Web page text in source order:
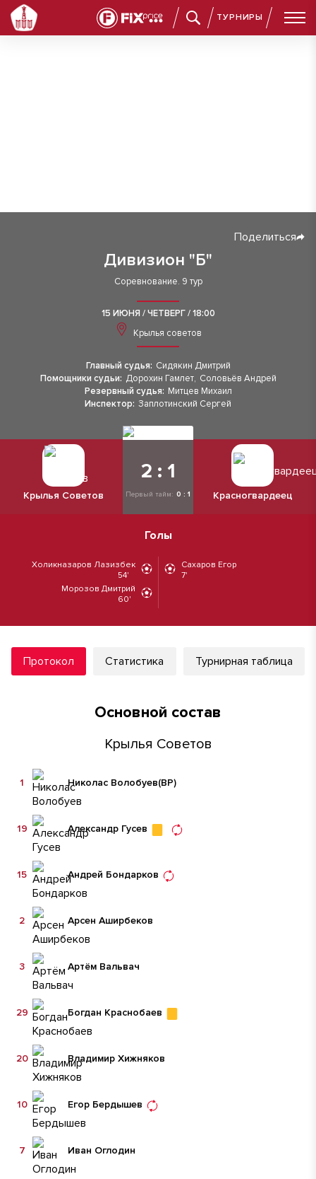
ТУРНИРЫ
Дивизион "Б"
Поделиться
Соревнование. 9 тур
15 ИЮНЯ / ЧЕТВЕРГ / 18:00
Крылья советов
Главный судья: Сидякин Дмитрий
Помощники судьи: Дорохин Гамлет, Соловьёв Андрей
Резервный судья: Митцев Михаил
Инспектор: Заплотинский Сергей
Крылья Советов
2 : 1
Первый тайм: 0 : 1 Красногвардеец
Голы
Холикназаров Лазизбек
54'
Морозов Дмитрий
60'
Сахаров Егор
7'
Протокол Статистика Турнирная таблица
Основной состав
Крылья Советов
Николас Волобуев(ВР)
1
Александр Гусев
19
Андрей Бондарков
15
Арсен Аширбеков
2
Артём Вальвач
3
Богдан Краснобаев
29
Владимир Хижняков
20
Егор Бердышев
10
Иван Оглодин
7